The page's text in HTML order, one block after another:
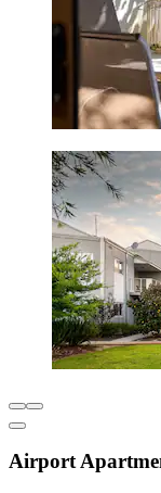
Airport